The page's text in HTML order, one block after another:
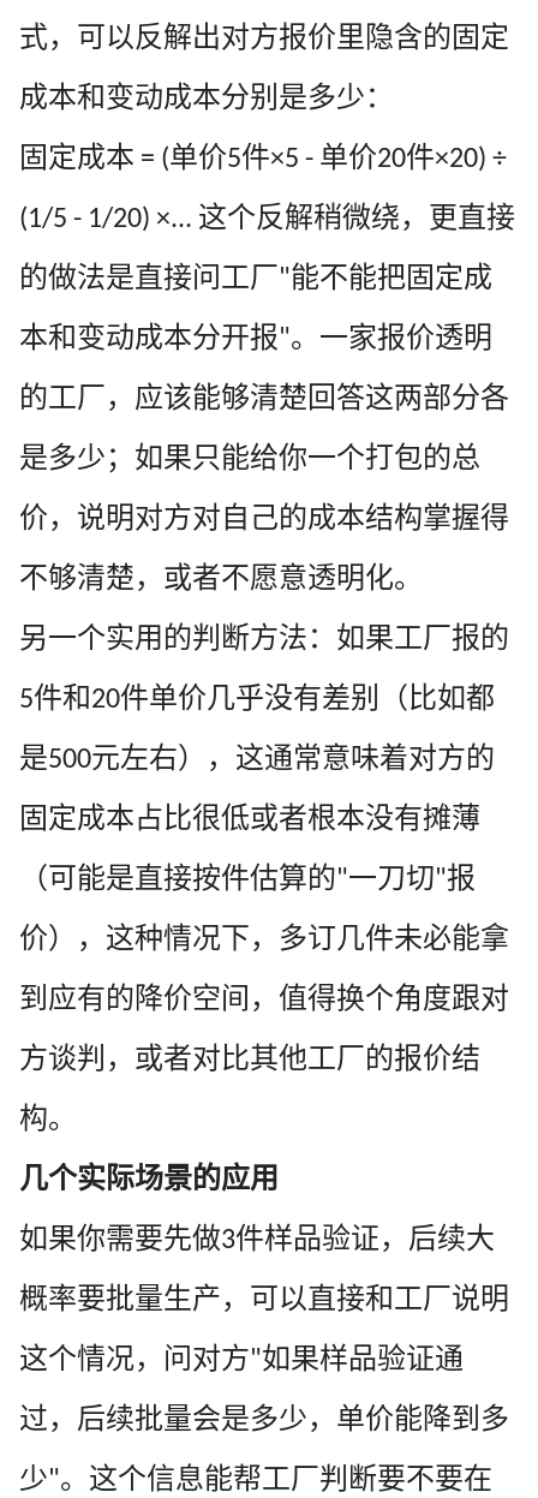
式，可以反解出对方报价里隐含的固定
成本和变动成本分别是多少：
固定成本 = (单价5件×5 - 单价20件×20) ÷
(1/5 - 1/20) ×... 这个反解稍微绕，更直接
的做法是直接问工厂
"能不能把固定成
本和变动成本分开报"。一家报价透明
的工厂，应该能够清楚回答这两部分各
是多少；如果只能给你一个打包的总
价，说明对方对自己的成本结构掌握得
不够清楚，或者不愿意透明化。
另一个实用的判断方法：如果工厂报的
5件和 20件单价几乎没有差别（比如都
是500元左右），这通常意味着对方的
固定成本占比很低或者根本没有摊薄
（可能是直接按件估算的"一刀切"报
价），这种情况下，多订几件未必能拿
到应有的降价空间，值得换个角度跟对
方谈判，或者对比其他工厂的报价结
构。
几个实际场景的应用
如果你需要先做3件样品验证，后续大
概率要批量生产，可以直接和工厂说明
这个情况，问对方"如果样品验证通
过，后续批量会是多少，单价能降到多
少"。这个信息能帮工厂判断要不要在